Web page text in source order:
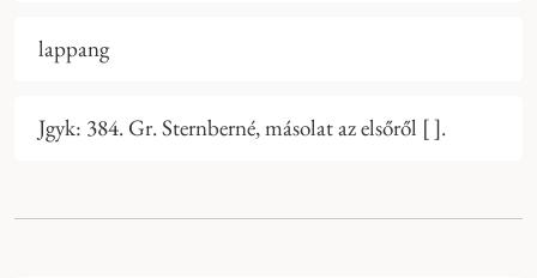
lappang
Jgyk: 384. Gr. Sternberné, másolat az elsőről [ ].